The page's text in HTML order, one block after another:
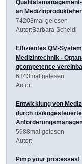
an
74203mal gelesen
Autor:Barbara Scheidl
Effizientes QM-
Medizintechnik -
qcompetence
6343mal gelesen
Autor:
Entwicklung von
durch
5988mal gelesen
Autor:
Pimp your processes!